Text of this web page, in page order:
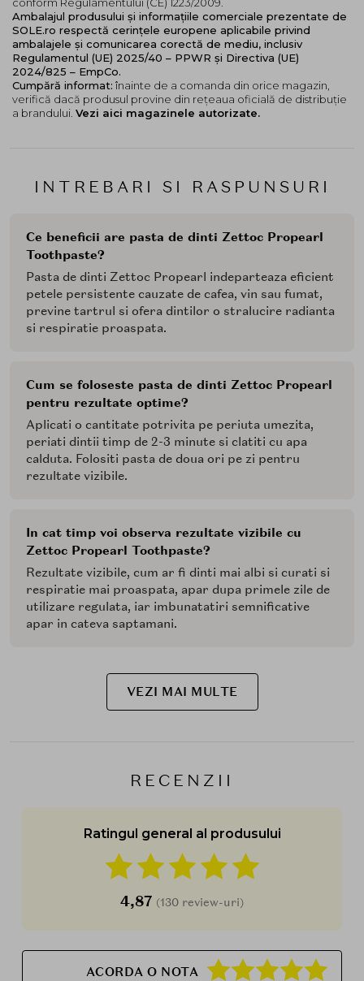
INTREBARI SI RASPUNSURI
Ce beneficii are pasta de dinti Zettoc Propearl
Toothpaste?
Pasta de dinti Zettoc Propearl indeparteaza eficient
petele persistente cauzate de cafea, vin sau fumat,
previne tartrul si ofera dintilor o stralucire radianta
si respiratie proaspata.
Cum se foloseste pasta de dinti Zettoc Propearl
pentru rezultate optime?
Aplicati o cantitate potrivita pe periuta umezita,
periati dintii timp de 2-3 minute si clatiti cu apa
calduta. Folositi pasta de doua ori pe zi pentru
rezultate vizibile.
In cat timp voi observa rezultate vizibile cu
Zettoc Propearl Toothpaste?
Rezultate vizibile, cum ar fi dinti mai albi si curati si
respiratie mai proaspata, apar dupa primele zile de
utilizare regulata, iar imbunatatiri semnificative
apar in cateva saptamani.
VEZI MAI MULTE
Ambalajul produsului și informațiile comerciale prezentate de
SOLE.ro respectă cerințele europene aplicabile privind
ambalajele și comunicarea corectă de mediu, inclusiv
Regulamentul (UE) 2025/40 – PPWR și Directiva (UE)
2024/825 – EmpCo.
Cumpără informat: înainte de a comanda din orice magazin,
verifică dacă produsul provine din rețeaua oficială de distribuție
a brandului. Vezi aici magazinele autorizate.
RECENZII
Ratingul general al produsului
4,87 (130 review-uri)
ACORDA O NOTA